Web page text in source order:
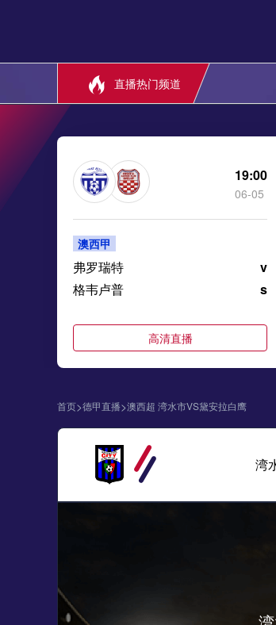
直播热门频道
19:00
06-05
澳西甲
弗罗瑞特
v
格韦卢普
s
高清直播
首页>德甲直播>澳西超 湾水市VS黛安拉白鹰
湾